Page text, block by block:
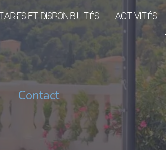
TARIFS ET DISPONIBILITÉS ACTIVITÉS
Contact